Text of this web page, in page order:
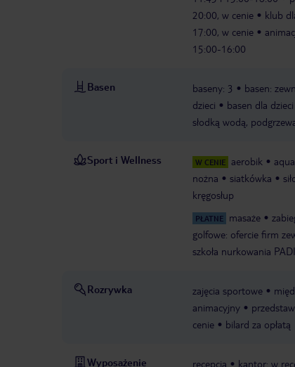
20:00, w cenie
klub
17:00, w cenie
15:00-16:00
Basen baseny: 3
basen:
dzieci
basen dla
słodką wodą,
Sport i Wellness W CENIE aerobik
nożna
siatkówka
kręgosłup
PŁATNE masaże
golfowe: ofercie firm
szkoła nurkowania
Rozrywka zajęcia sportowe
animacyjny
cenie
bilard za opłatą
Wyposażenie recepcja kantor: w